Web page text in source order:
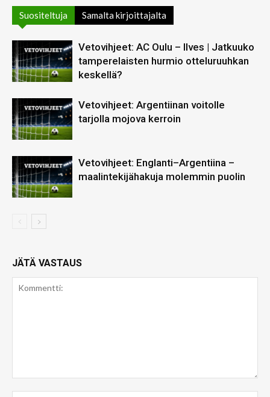
Suositeltuja Samalta kirjoittajalta
Vetovihjeet: AC Oulu – Ilves | Jatkuuko
tamperelaisten hurmio otteluruuhkan
keskellä?
Vetovihjeet: Argentiinan voitolle
tarjolla mojova kerroin
Vetovihjeet: Englanti–Argentiina –
maalintekijähakuja molemmin puolin
JÄTÄ VASTAUS